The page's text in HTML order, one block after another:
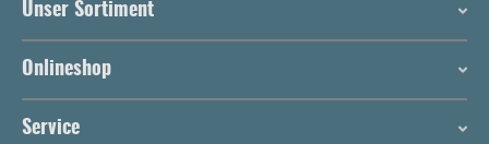
Unser Sortiment
Onlineshop
Service